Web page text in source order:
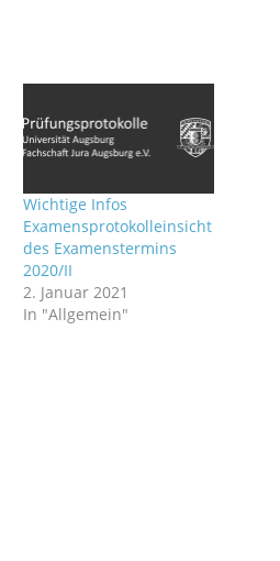
Wichtige Infos
Examensprotokolleinsicht
des Examenstermins
2020/II
2. Januar 2021
In "Allgemein"